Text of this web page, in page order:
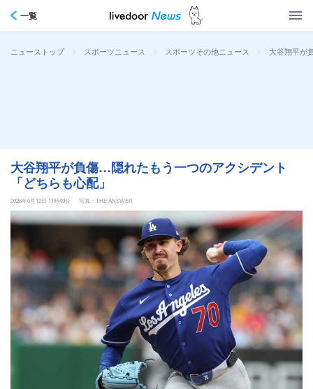
一覧
ニューストップ > スポーツニュース > スポーツその他ニュース > 大谷翔平が
大谷翔平が負傷…隠れたもう一つのアクシデント
「どちらも心配」
2026年6月12日 11時49分 写真：THE ANSWER